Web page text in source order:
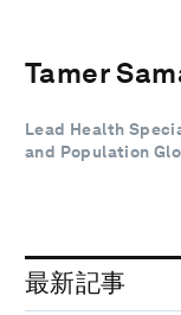
Tamer
Lead Health
and Population
最新記事